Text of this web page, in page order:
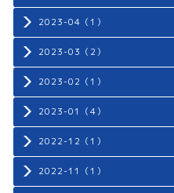
2023-04（1）
2023-03（2）
2023-02（1）
2023-01（4）
2022-12（1）
2022-11（1）